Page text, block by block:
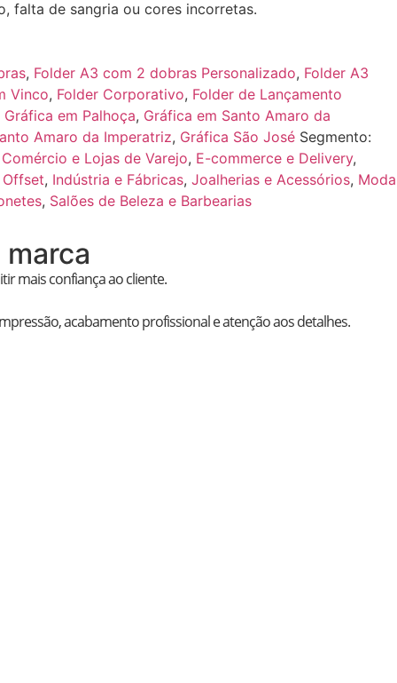
falta de sangria ou cores incorretas.
, Folder A3 com 2 dobras Personalizado, Folder A3
Vinco, Folder Corporativo, Folder de Lançamento
Gráfica em Palhoça, Gráfica em Santo Amaro da
Amaro da Imperatriz, Gráfica São José Segmento:
Comércio e Lojas de Varejo, E-commerce e Delivery,
Offset, Indústria e Fábricas, Joalherias e Acessórios, Moda
, Salões de Beleza e Barbearias
mais confiança ao cliente.
acabamento profissional e atenção aos detalhes.